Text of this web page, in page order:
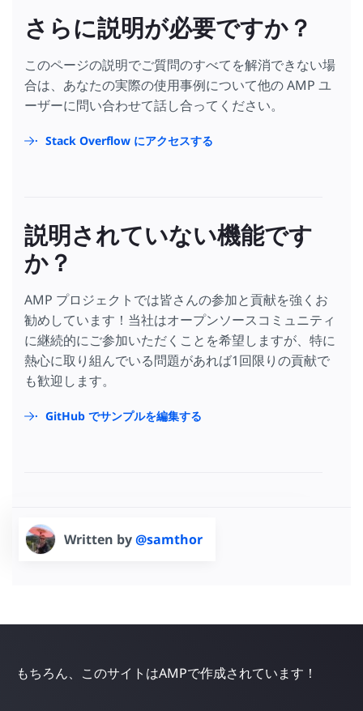
さらに説明が必要ですか？
このページの説明でご質問のすべてを解消できない場
合は、あなたの実際の使用事例について他の AMP ユ
ーザーに問い合わせて話し合ってください。
Stack Overflow にアクセスする
説明されていない機能です
か？
AMP プロジェクトでは皆さんの参加と貢献を強くお
勧めしています！当社はオープンソースコミュニティ
に継続的にご参加いただくことを希望しますが、特に
熱心に取り組んでいる問題があれば1回限りの貢献で
も歓迎します。
GitHub でサンプルを編集する
Written by@samthor
もちろん、このサイトはAMPで作成されています！